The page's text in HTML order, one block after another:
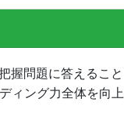
握問題に答えるこ
ング力全体を向